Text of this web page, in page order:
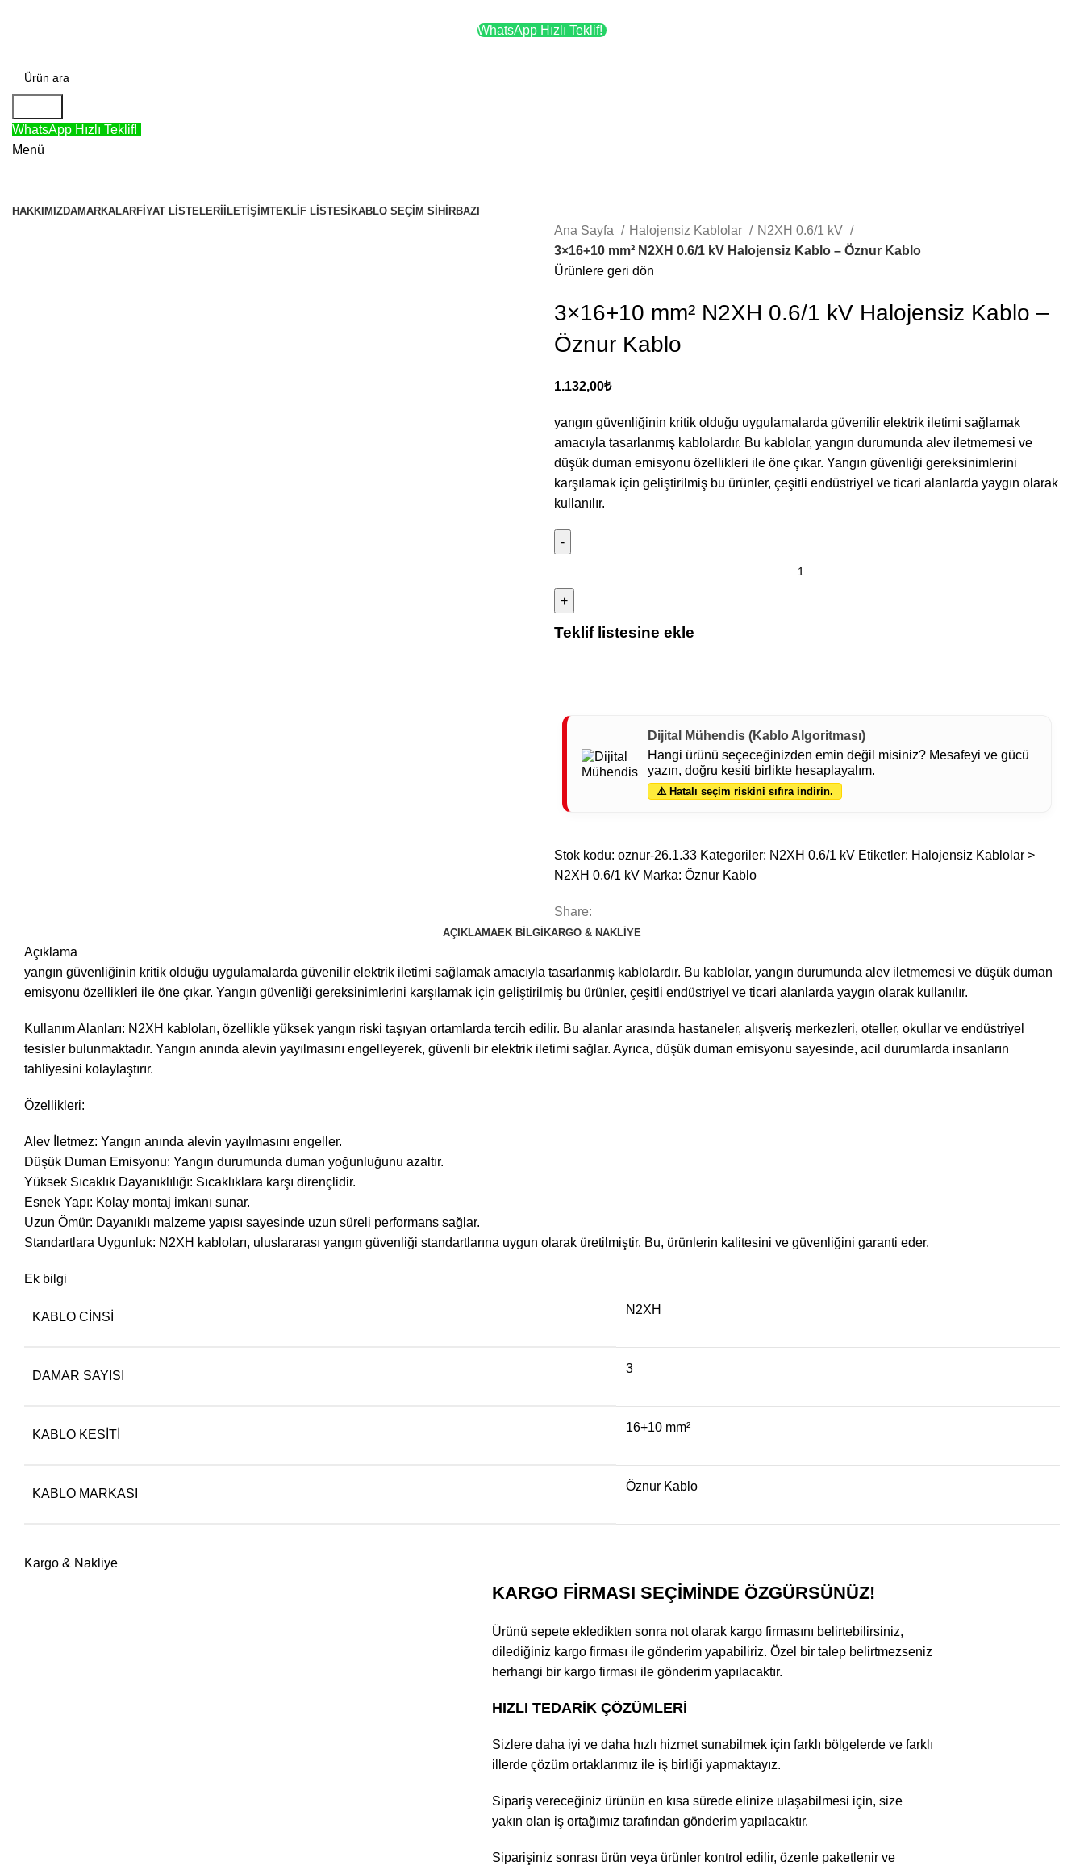
WhatsApp Hızlı Teklif!
WhatsApp Hızlı Teklif!
Menü
HAKKIMIZDAMARKALARFIYAT LISTELERI İLETIŞIMTEKLIF LISTESI KABLO SEÇIM SIHIRBAZI
Ana Sayfa Halojensiz Kablolar
N2XH 0.6/1 kV
3×16+10 mm² N2XH 0.6/1 kV Halojensiz Kablo – Öznur Kablo
Ürünlere geri dön
3×16+10 mm² N2XH 0.6/1 kV Halojensiz Kablo –
Öznur Kablo
1.132,00₺
yangın güvenliğinin kritik olduğu uygulamalarda güvenilir elektrik iletimi sağlamak
amacıyla tasarlanmış kablolardır. Bu kablolar, yangın durumunda alev iletmemesi ve
düşük duman emisyonu özellikleri ile öne çıkar. Yangın güvenliği gereksinimlerini
karşılamak için geliştirilmiş bu ürünler, çeşitli endüstriyel ve ticari alanlarda yaygın olarak
kullanılır.
Teklif listesine ekle
Dijital Mühendis (Kablo Algoritması)
Hangi ürünü seçeceğinizden emin değil misiniz? Mesafeyi ve gücü
yazın, doğru kesiti birlikte hesaplayalım.
⚠️ Hatalı seçim riskini sıfıra indirin.
Stok kodu: oznur-26.1.33 Kategoriler: N2XH 0.6/1 kV Etiketler: Halojensiz Kablolar >
N2XH 0.6/1 kV Marka: Öznur Kablo
Share:
AÇIKLAMAEK BILGI KARGO & NAKLIYE
Açıklama
yangın güvenliğinin kritik olduğu uygulamalarda güvenilir elektrik iletimi sağlamak amacıyla tasarlanmış kablolardır. Bu kablolar, yangın durumunda alev iletmemesi ve düşük duman
emisyonu özellikleri ile öne çıkar. Yangın güvenliği gereksinimlerini karşılamak için geliştirilmiş bu ürünler, çeşitli endüstriyel ve ticari alanlarda yaygın olarak kullanılır.
Kullanım Alanları: N2XH kabloları, özellikle yüksek yangın riski taşıyan ortamlarda tercih edilir. Bu alanlar arasında hastaneler, alışveriş merkezleri, oteller, okullar ve endüstriyel
tesisler bulunmaktadır. Yangın anında alevin yayılmasını engelleyerek, güvenli bir elektrik iletimi sağlar. Ayrıca, düşük duman emisyonu sayesinde, acil durumlarda insanların
tahliyesini kolaylaştırır.
Özellikleri:
Alev İletmez: Yangın anında alevin yayılmasını engeller.
Düşük Duman Emisyonu: Yangın durumunda duman yoğunluğunu azaltır.
Yüksek Sıcaklık Dayanıklılığı: Sıcaklıklara karşı dirençlidir.
Esnek Yapı: Kolay montaj imkanı sunar.
Uzun Ömür: Dayanıklı malzeme yapısı sayesinde uzun süreli performans sağlar.
Standartlara Uygunluk: N2XH kabloları, uluslararası yangın güvenliği standartlarına uygun olarak üretilmiştir. Bu, ürünlerin kalitesini ve güvenliğini garanti eder.
Ek bilgi
KABLO CINSI
N2XH
DAMAR SAYISI
3
KABLO KESITI
16+10 mm²
KABLO MARKASI
Öznur Kablo
Kargo & Nakliye
KARGO FİRMASI SEÇİMİNDE ÖZGÜRSÜNÜZ!
Ürünü sepete ekledikten sonra not olarak kargo firmasını belirtebilirsiniz,
dilediğiniz kargo firması ile gönderim yapabiliriz. Özel bir talep belirtmezseniz
herhangi bir kargo firması ile gönderim yapılacaktır.
HIZLI TEDARİK ÇÖZÜMLERİ
Sizlere daha iyi ve daha hızlı hizmet sunabilmek için farklı bölgelerde ve farklı
illerde çözüm ortaklarımız ile iş birliği yapmaktayız.
Sipariş vereceğiniz ürünün en kısa sürede elinize ulaşabilmesi için, size
yakın olan iş ortağımız tarafından gönderim yapılacaktır.
Siparişiniz sonrası ürün veya ürünler kontrol edilir, özenle paketlenir ve